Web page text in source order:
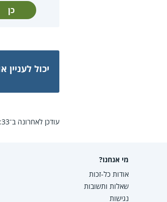
כן
יכול לעניין
עודכן לאחרונה ב־09:33, 20 באוקטובר 2025.
מי אנחנו?
אודות כל-זכות
שאלות ותשובות
נגישות